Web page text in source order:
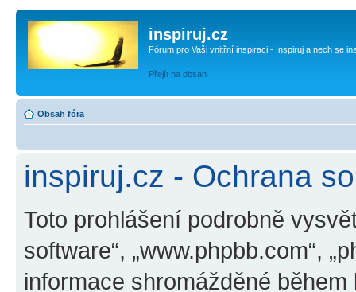
inspiruj.cz
Fórum pro Vaši vnitřní inspiraci - Inspiruj a nech se
Přejít na obsah
Obsah fóra
inspiruj.cz - Ochrana
Toto prohlášení podrobně
software“, „www.phpbb.com“,
informace shromážděné